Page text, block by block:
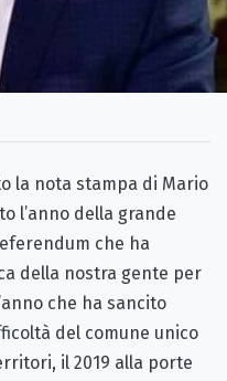
la nota stampa di Mario
l’anno della grande
che ha
della nostra gente per
che ha sancito
del comune unico
il 2019 alla porte